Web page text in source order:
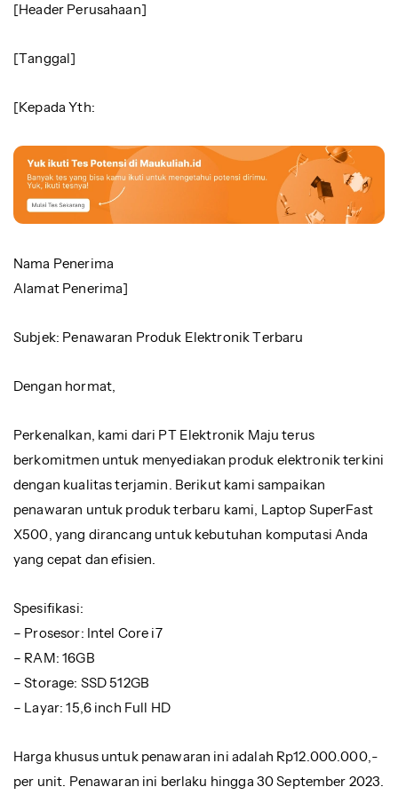
[Header Perusahaan]
[Tanggal]
[Kepada Yth:
Nama Penerima
Alamat Penerima]
Subjek: Penawaran Produk Elektronik Terbaru
Dengan hormat,
Perkenalkan, kami dari PT Elektronik Maju terus
berkomitmen untuk menyediakan produk elektronik terkini
dengan kualitas terjamin. Berikut kami sampaikan
penawaran untuk produk terbaru kami, Laptop SuperFast
X500, yang dirancang untuk kebutuhan komputasi Anda
yang cepat dan efisien.
Spesifikasi:
– Prosesor: Intel Core i7
– RAM: 16GB
– Storage: SSD 512GB
– Layar: 15,6 inch Full HD
Harga khusus untuk penawaran ini adalah Rp12.000.000,-
per unit. Penawaran ini berlaku hingga 30 September 2023.